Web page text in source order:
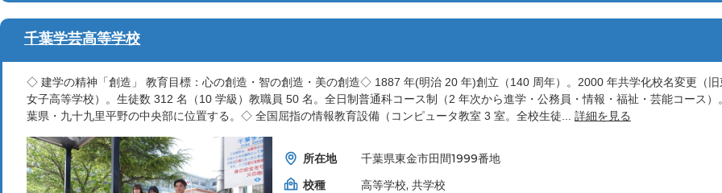
千葉学芸高等学校
◇ 建学の精神「創造」 教育目標：心の創造・智の創造・美の創造◇ 1887 年(明治 20 年)創立（140 周年）。2000 年共学化校名変更（旧
女子高等学校）。生徒数 312 名（10 学級）教職員 50 名。全日制普通科コース制（2 年次から進学・公務員・情報・福祉・芸能コース）
葉県・九十九里平野の中央部に位置する。◇ 全国屈指の情報教育設備（コンピュータ教室 3 室。全校生徒... 詳細を見る
所在地
千葉県東金市田間1999番地
校種
高等学校, 共学校